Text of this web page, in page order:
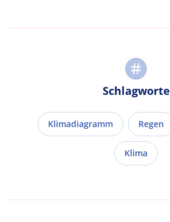
Schlagworte
Klimadiagramm Regen
Klima